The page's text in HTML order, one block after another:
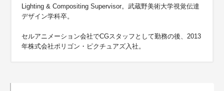
Lighting & Compositing Supervisor。武蔵野美術大学視覚伝達
デザイン学科卒。
セルアニメーション会社でCGスタッフとして勤務の後、2013
年株式会社ポリゴン・ピクチュアズ入社。